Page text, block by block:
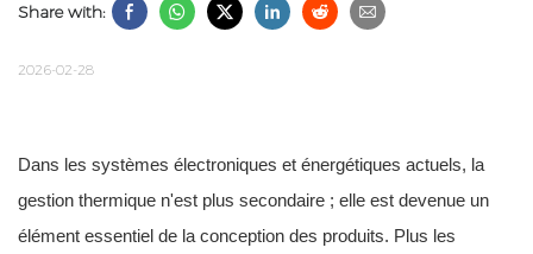
Share with:
2026-02-28
Dans les systèmes électroniques et énergétiques actuels, la
gestion thermique n'est plus secondaire ; elle est devenue un
élément essentiel de la conception des produits. Plus les